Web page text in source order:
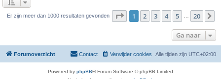
Er zijn meer dan 1000 resultaten gevonden Pagina van 20
1 2 3 4 5 20
Ga naar
Forumoverzicht Alle tijden zijn UTC+02:00
Verwijder cookies
Contact
Powered by phpBB® Forum Software © phpBB Limited